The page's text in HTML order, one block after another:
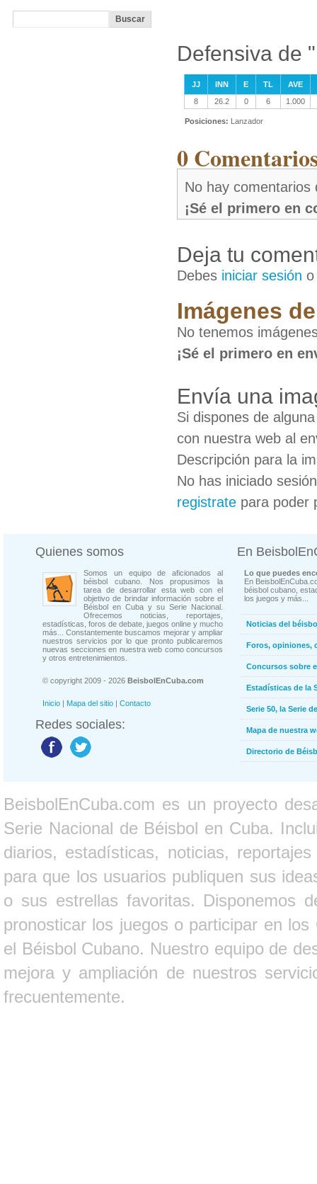
Defensiva de
JJ INN E TL
AVE
8
26.2 0 6 1.000
Posiciones: Lanzador
0
No hay comentarios
¡Sé el primero en
Deja tu
Debes iniciar sesión
Imágenes
No tenemos
¡Sé el primero en
Envía una
Si dispones de
con nuestra web al
Descripción para la
No has iniciado
registrate para poder
Quienes somos
Somos un equipo de aficionados al
béisbol cubano. Nos propusimos la
tarea de desarrollar esta web con el
objetivo de brindar información sobre el
Béisbol en Cuba y su Serie Nacional.
Ofrecemos noticias, reportajes,
estadísticas, foros de debate, juegos online y mucho
más... Constantemente buscamos mejorar y ampliar
nuestros servicios por lo que pronto publicaremos
nuevas secciones en nuestra web como concursos
y otros entretenimientos.
© copyright 2009 - 2026 BeisbolEnCuba.com
Inicio | Mapa del sitio | Contacto
Redes sociales:
En
Lo que puedes
En
béisbol cubano,
los juegos y más...
Noticias del
Foros, opiniones,
Concursos sobre
Estadísticas de la
Serie 50, la Serie
Mapa de nuestra
Directorio de
BeisbolEnCuba.com es un proyecto
Serie Nacional de Béisbol en Cuba.
diarios, estadísticas, noticias,
para que los usuarios publiquen sus
o sus estrellas favoritas. Disponemos
pronosticar los juegos o participar en
el Béisbol Cubano. Nuestro equipo de
mejora y ampliación de nuestros
frecuentemente.